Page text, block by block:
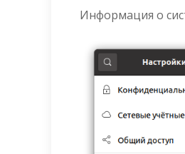
Информация о